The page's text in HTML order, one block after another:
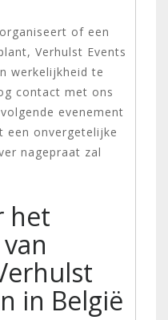
of een
Verhulst Events
werkelijkheid te
contact met ons
evenement
een onvergetelijke
nagepraat zal
het
in België